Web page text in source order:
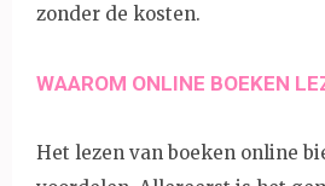
zonder de kosten.
WAAROM ONLINE BOEKEN
Het lezen van boeken online